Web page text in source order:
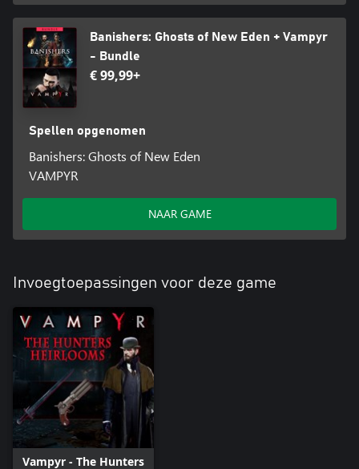
Banishers: Ghosts of New Eden + Vampyr
- Bundle
€ 99,99+
Spellen opgenomen
Banishers: Ghosts of New Eden
VAMPYR
NAAR GAME
Invoegtoepassingen voor deze game
Vampyr - The Hunters